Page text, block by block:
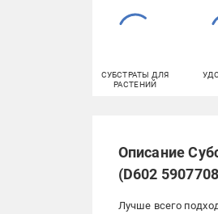
СУБСТРАТЫ ДЛЯ
РАСТЕНИЙ
Описание
(D602
Лучше всего